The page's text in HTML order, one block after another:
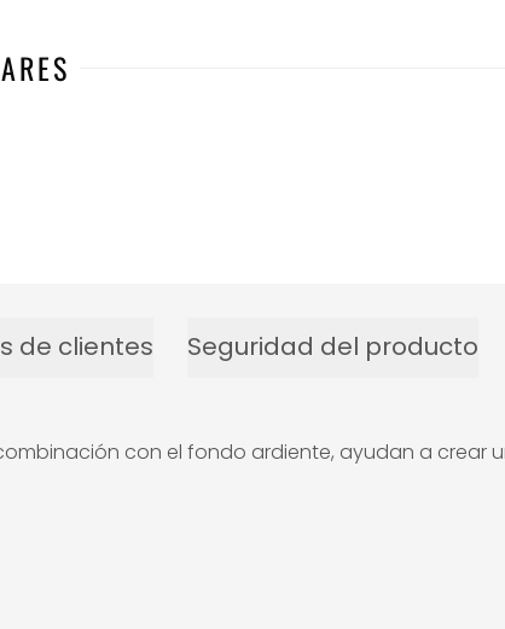
de clientes Seguridad del producto
con el fondo ardiente, ayudan a crear